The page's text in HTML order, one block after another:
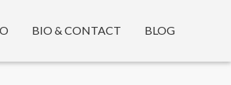
BIO & CONTACT BLOG